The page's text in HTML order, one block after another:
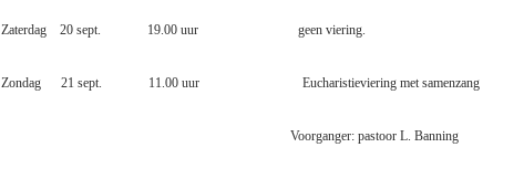
Zaterdag 20 sept. 19.00 uur geen viering.
Zondag 21 sept. 11.00 uur Eucharistieviering met samenzang
Voorganger: pastoor L. Banning